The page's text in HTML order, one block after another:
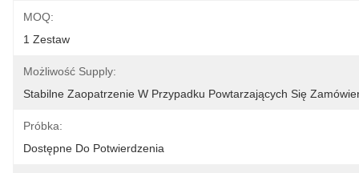
MOQ:
1 Zestaw
Możliwość Supply:
Stabilne Zaopatrzenie W Przypadku Powtarzających Się
Próbka:
Dostępne Do Potwierdzenia